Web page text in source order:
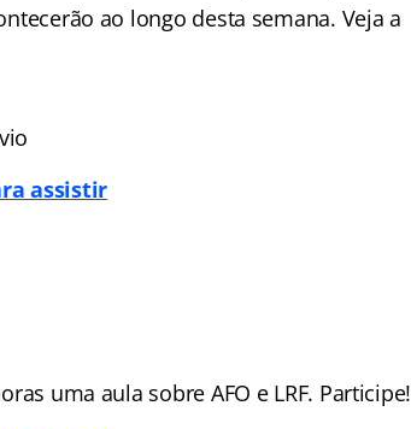
ao longo desta semana. Veja a
assistir
uma aula sobre AFO e LRF. Participe!